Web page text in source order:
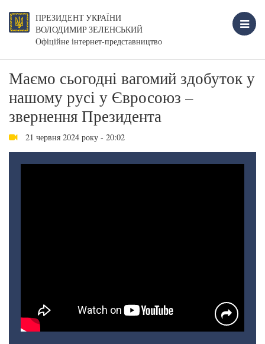
ПРЕЗИДЕНТ УКРАЇНИ
ВОЛОДИМИР ЗЕЛЕНСЬКИЙ
Офіційне інтернет-представництво
Маємо сьогодні вагомий здобуток у
нашому русі у Євросоюз –
звернення Президента
21 червня 2024 року - 20:02